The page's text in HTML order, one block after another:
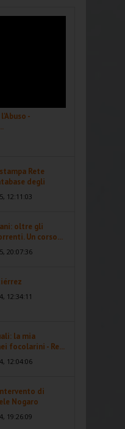
-
Rete
degli
12:11:03
oltre gli
Un corso...
20:07:36
12:34:11
la mia
focolarini - Re...
12:04:06
di
Nogaro
19:26:09